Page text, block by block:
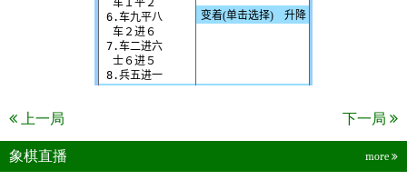
上一局 下一局
象棋直播 more